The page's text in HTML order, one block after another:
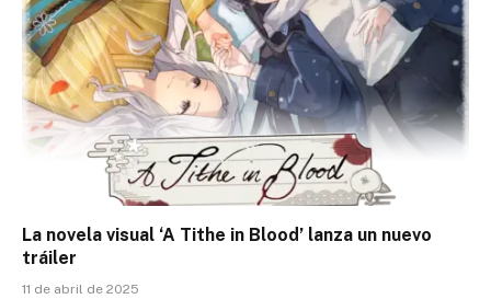
La novela visual ‘A Tithe in Blood’ lanza un nuevo
tráiler
11 de abril de 2025